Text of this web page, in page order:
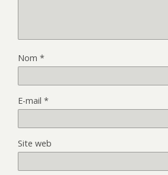
Nom *
E-mail *
Site web